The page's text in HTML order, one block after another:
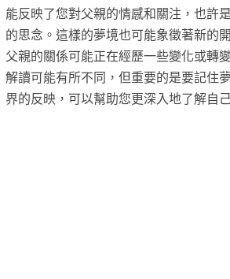
能反映了您對父親的情感和關注，也許
的思念。這樣的夢境也可能象徵著新的
父親的關係可能正在經歷一些變化或轉
解讀可能有所不同，但重要的是要記住
界的反映，可以幫助您更深入地了解自